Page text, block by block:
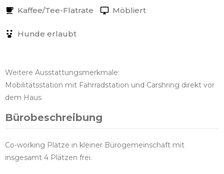
Kaffee/Tee-Flatrate Möbliert
Hunde erlaubt
Weitere Ausstattungsmerkmale:
Mobilitätsstation mit Fahrradstation und Carshring direkt vor
dem Haus
Bürobeschreibung
Co-working Plätze in kleiner Bürogemeinschaft mit
insgesamt 4 Plätzen frei.